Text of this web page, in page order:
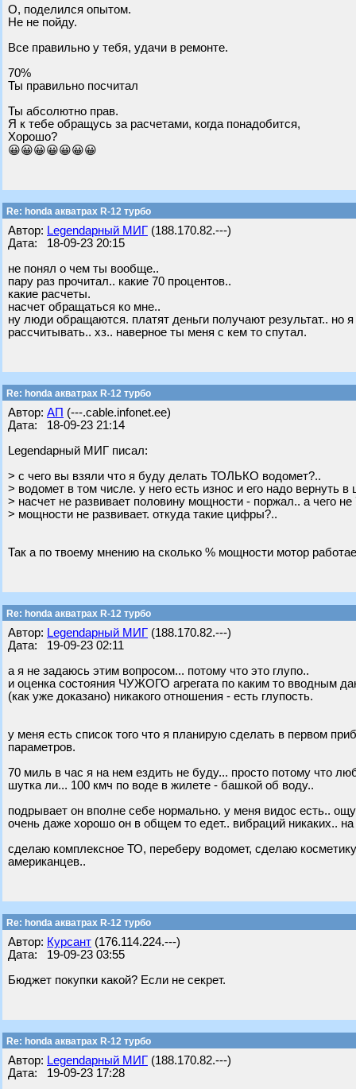
О, поделился опытом.
Не не пойду.
Все правильно у тебя, удачи в ремонте.
70%
Ты правильно посчитал
Ты абсолютно прав.
Я к тебе обращусь за расчетами, когда понадобится,
Хорошо?
😀😀😀😀😀😀😀
Re: honda акватрах R-12 турбо
Автор: Legendарный МИГ (188.170.82.---)
Дата: 18-09-23 20:15
не понял о чем ты вообще..
пару раз прочитал.. какие 70 процентов..
какие расчеты.
насчет обращаться ко мне..
ну люди обращаются. платят деньги получают результат.. но
рассчитывать.. хз.. наверное ты меня с кем то спутал.
Re: honda акватрах R-12 турбо
Автор: АП (---.cable.infonet.ee)
Дата: 18-09-23 21:14
Legendарный МИГ писал:
> с чего вы взяли что я буду делать ТОЛЬКО водомет?..
> водомет в том числе. у него есть износ и его надо вернуть
> насчет не развивает половину мощности - поржал.. а чего не
> мощности не развивает. откуда такие цифры?..
Так а по твоему мнению на сколько % мощности мотор
Re: honda акватрах R-12 турбо
Автор: Legendарный МИГ (188.170.82.---)
Дата: 19-09-23 02:11
а я не задаюсь этим вопросом... потому что это глупо..
и оценка состояния ЧУЖОГО агрегата по каким то вводным
(как уже доказано) никакого отношения - есть глупость.
у меня есть список того что я планирую сделать в первом
параметров.
70 миль в час я на нем ездить не буду... просто потому что
шутка ли... 100 кмч по воде в жилете - башкой об воду..
подрывает он вполне себе нормально. у меня видос есть..
очень даже хорошо он в общем то едет.. вибраций никаких..
сделаю комплексное ТО, переберу водомет, сделаю
американцев..
Re: honda акватрах R-12 турбо
Автор: Курсант (176.114.224.---)
Дата: 19-09-23 03:55
Бюджет покупки какой? Если не секрет.
Re: honda акватрах R-12 турбо
Автор: Legendарный МИГ (188.170.82.---)
Дата: 19-09-23 17:28